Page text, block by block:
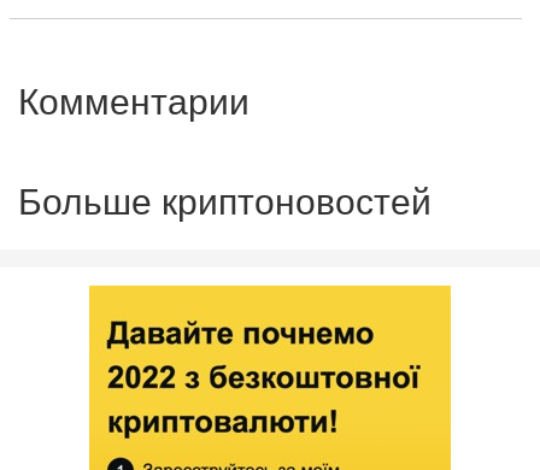
Комментарии
Больше криптоновостей